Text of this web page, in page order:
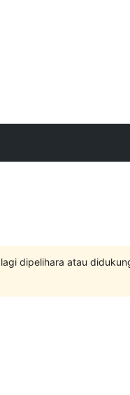
dipelihara atau